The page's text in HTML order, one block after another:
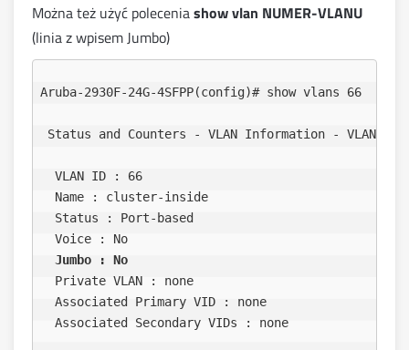
Można też użyć poleceniashow vlan NUMER-VLANU
(linia z wpisem Jumbo)
Aruba-2930F-24G-4SFPP(config)# show vlans 66
Status and Counters - VLAN Information - VLAN 66
  VLAN ID : 66
  Name : cluster-inside
  Status : Port-based
  Voice : No
Jumbo : No
  Private VLAN : none
  Associated Primary VID : none
Associated Secondary